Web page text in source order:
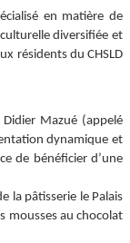
en matière de
diversifiée et
résidents du CHSLD
Mazué (appelé
dynamique et
de bénéficier d’une
la pâtisserie le Palais
mousses au chocolat